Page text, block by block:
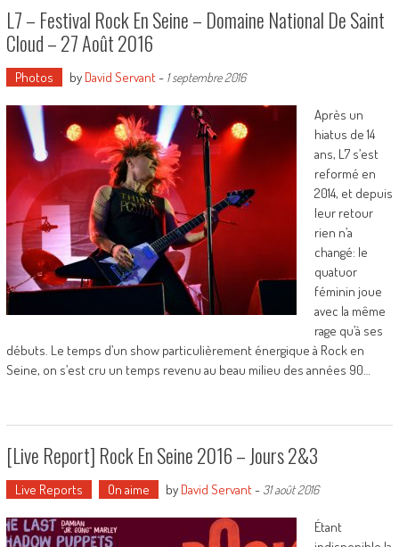
L7 – Festival Rock En Seine – Domaine National De Saint
Cloud – 27 Août 2016
Photos by David Servant- 1 septembre 2016
Après un
hiatus de 14
ans, L7 s’est
reformé en
2014, et depuis
leur retour
rien n’a
changé: le
quatuor
féminin joue
avec la même
rage qu’à ses
débuts. Le temps d’un show particulièrement énergique à Rock en
Seine, on s’est cru un temps revenu au beau milieu des années 90…
[Live Report] Rock En Seine 2016 – Jours 2&3
Live Reports On aime by David Servant- 31 août 2016
Étant